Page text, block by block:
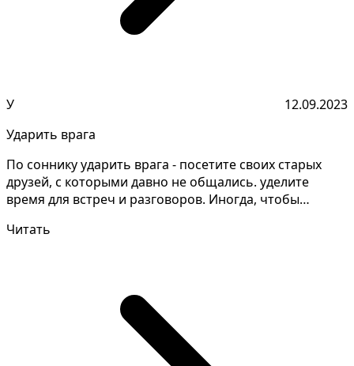
У
12.09.2023
Ударить врага
По соннику ударить врага - посетите своих старых
друзей, с которыми давно не общались. уделите
время для встреч и разговоров. Иногда, чтобы
Читать